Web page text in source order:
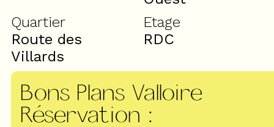
Quartier
Route des
Villards
Etage
RDC
Bons Plans Valloire
Réservation :